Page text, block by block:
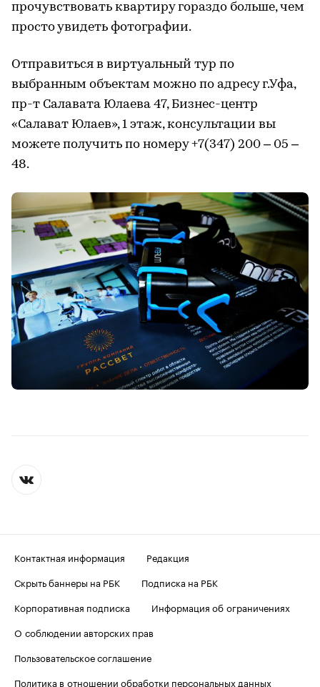
прочувствовать квартиру гораздо больше, чем
просто увидеть фотографии.
Отправиться в виртуальный тур по
выбранным объектам можно по адресу г.Уфа,
пр-т Салавата Юлаева 47, Бизнес-центр
«Салават Юлаев», 1 этаж, консультации вы
можете получить по номеру +7(347) 200 – 05 –
48.
Контактная информация
Редакция
Скрыть баннеры на РБК
Подписка на РБК
Корпоративная подписка
Информация об ограничениях
О соблюдении авторских прав
Пользовательское соглашение
Политика в отношении обработки персональных данных